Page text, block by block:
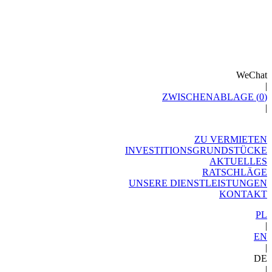
WeChat
|
ZWISCHENABLAGE (0)
|
ZU VERMIETEN
INVESTITIONSGRUNDSTÜCKE
AKTUELLES
RATSCHLÄGE
UNSERE DIENSTLEISTUNGEN
KONTAKT
PL
|
EN
|
DE
|